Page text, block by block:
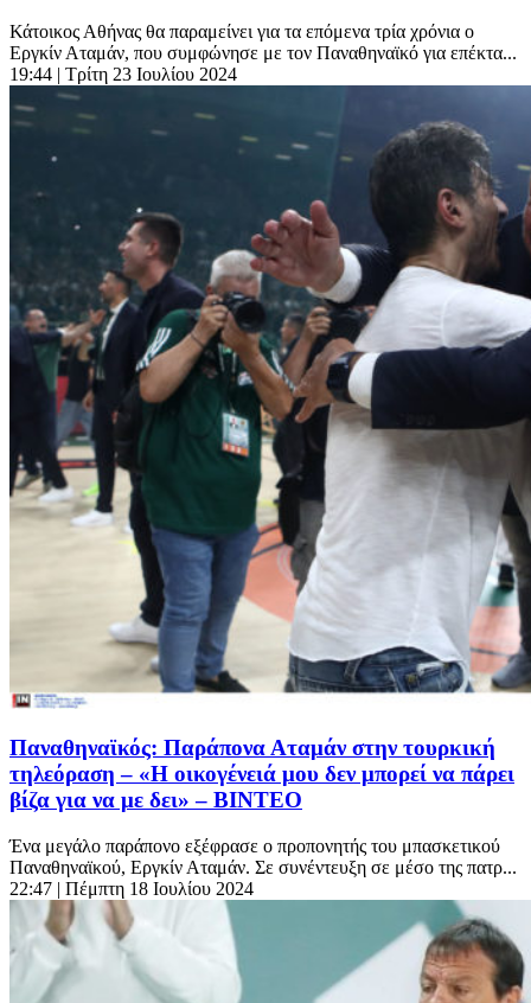
Κάτοικος Αθήνας θα παραμείνει για τα επόμενα τρία χρόνια ο
Εργκίν Αταμάν, που συμφώνησε με τον Παναθηναϊκό για επέκτα...
19:44 | Τρίτη 23 Ιουλίου 2024
Παναθηναϊκός: Παράπονα Αταμάν στην τουρκική
τηλεόραση – «Η οικογένειά μου δεν μπορεί να πάρει
βίζα για να με δει» – ΒΙΝΤΕΟ
Ένα μεγάλο παράπονο εξέφρασε ο προπονητής του μπασκετικού
Παναθηναϊκού, Εργκίν Αταμάν. Σε συνέντευξη σε μέσο της πατρ...
22:47 | Πέμπτη 18 Ιουλίου 2024